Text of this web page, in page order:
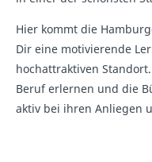
Hier kommt die
Dir eine motivierende
hochattraktiven
Beruf erlernen und die
aktiv bei ihren Anliegen